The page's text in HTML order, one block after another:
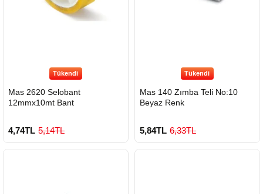
Tükendi
Mas 2620 Selobant
12mmx10mt Bant
4,74TL 5,14TL
Tükendi
Mas 140 Zımba Teli No:10
Beyaz Renk
5,84TL 6,33TL